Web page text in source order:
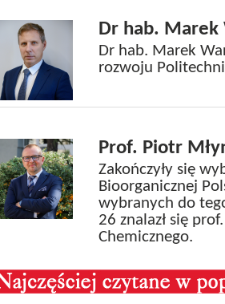
Dr hab.
Dr hab. Marek
rozwoju
Prof. Piotr
Zakończyły się
Bioorganicznej
wybranych do
26 znalazł się
Chemicznego.